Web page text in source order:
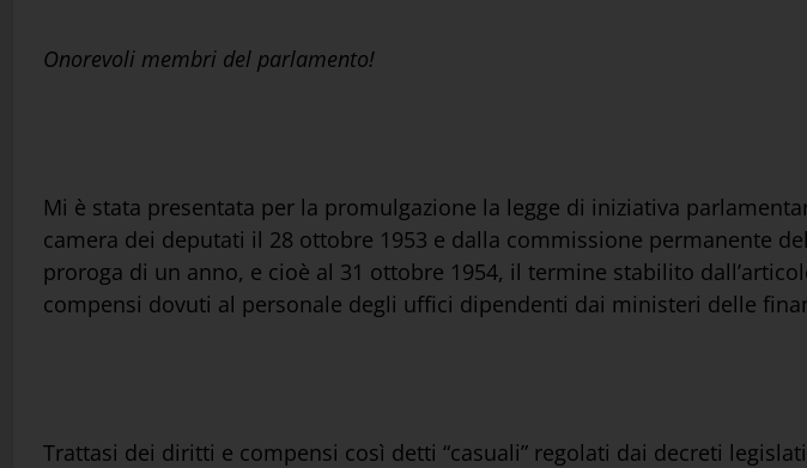
Onorevoli membri del parlamento!
Mi è stata presentata per la promulgazione la legge di iniziativa
camera dei deputati il 28 ottobre 1953 e dalla commissione permanente
proroga di un anno, e cioè al 31 ottobre 1954, il termine stabilito
compensi dovuti al personale degli uffici dipendenti dai ministeri delle
Trattasi dei diritti e compensi così detti “casuali” regolati dai decreti